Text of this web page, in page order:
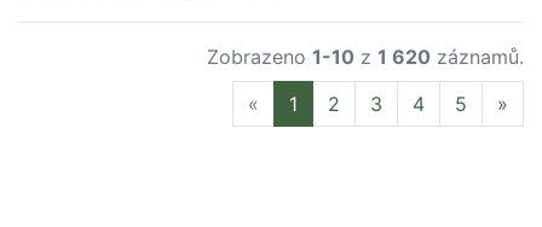
Zobrazeno 1-10 z 1 620 záznamů.
« Previous
1 2 3 4 5 »